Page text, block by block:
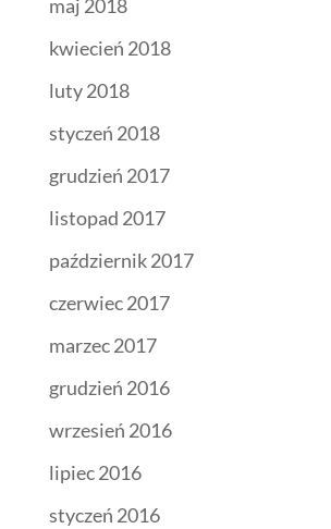
maj 2018
kwiecień 2018
luty 2018
styczeń 2018
grudzień 2017
listopad 2017
październik 2017
czerwiec 2017
marzec 2017
grudzień 2016
wrzesień 2016
lipiec 2016
styczeń 2016